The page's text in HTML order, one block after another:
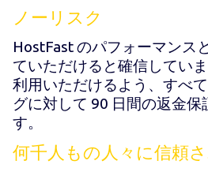
ノーリスク
HostFast のパフォーマンス
ていただけると確信してい
利用いただけるよう、すべ
グに対して 90 日間の返金保
す。
何千人もの人々に信頼